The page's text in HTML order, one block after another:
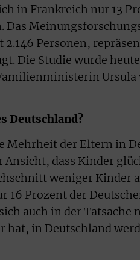
in Frankreich nur 13
Das
2.146 Personen,
Die Studie wurde
Deutschland?
Mehrheit der Eltern in
Ansicht, dass Kinder
weniger Kinder
16 Prozent der
auch in der
hat, in Deutschland